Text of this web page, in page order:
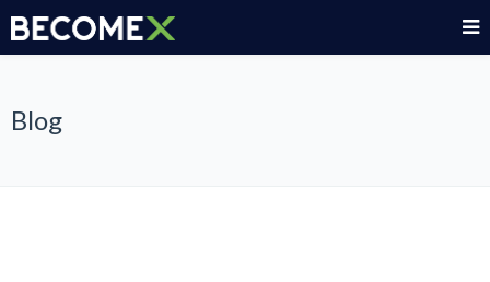
Blog